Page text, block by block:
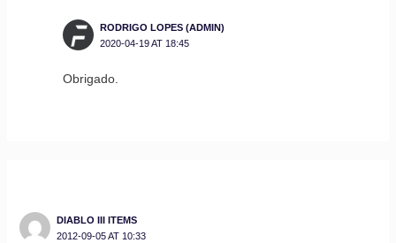
RODRIGO LOPES (ADMIN)
2020-04-19 AT 18:45
Obrigado.
DIABLO III ITEMS
2012-09-05 AT 10:33